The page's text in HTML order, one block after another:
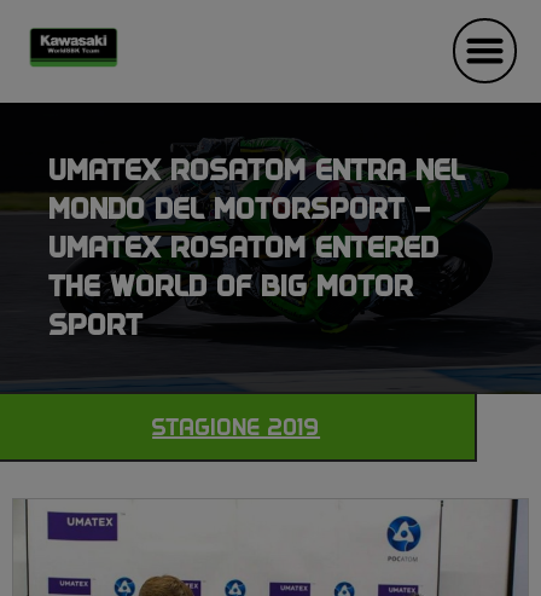
UMATEX ROSATOM ENTRA NEL
MONDO DEL MOTORSPORT –
UMATEX ROSATOM ENTERED
THE WORLD OF BIG MOTOR
SPORT
STAGIONE 2019